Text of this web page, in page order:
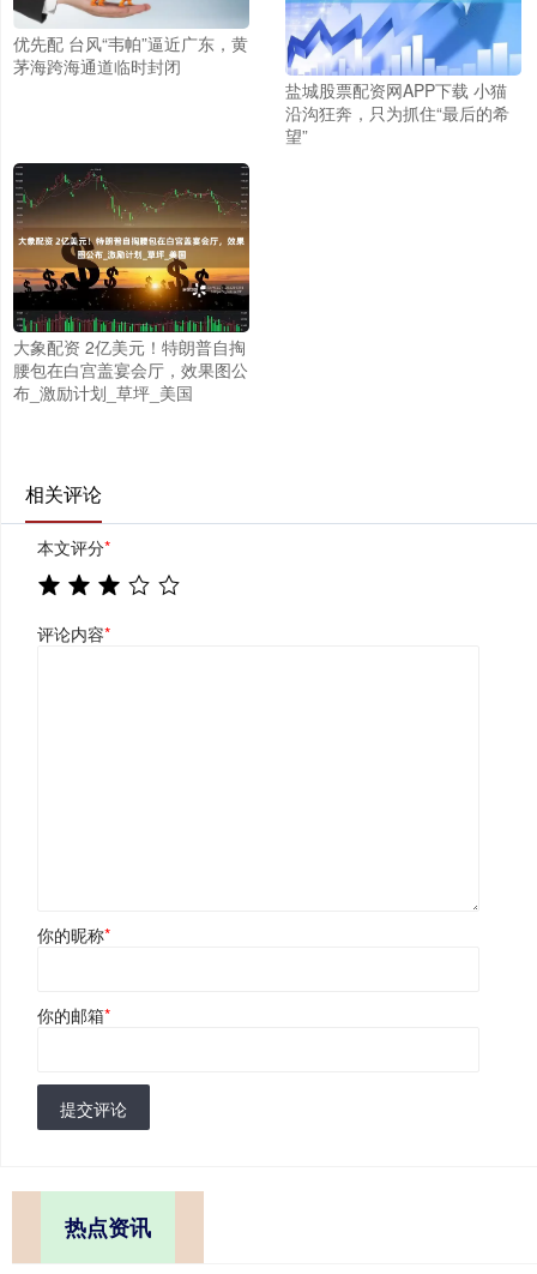
优先配 台风“韦帕”逼近广东，黄
茅海跨海通道临时封闭
盐城股票配资网APP下载 小猫
沿沟狂奔，只为抓住“最后的希
望”
大象配资 2亿美元！特朗普自掏
腰包在白宫盖宴会厅，效果图公
布_激励计划_草坪_美国
相关评论
本文评分*
评论内容*
你的昵称*
你的邮箱*
提交评论
热点资讯